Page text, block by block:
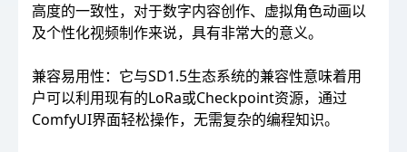
高度的一致性，对于数字内容创作、虚拟角色动画以
及个性化视频制作来说，具有非常大的意义。
兼容易用性：它与SD1.5生态系统的兼容性意味着用
户可以利用现有的LoRa或Checkpoint资源，通过
ComfyUI界面轻松操作，无需复杂的编程知识。